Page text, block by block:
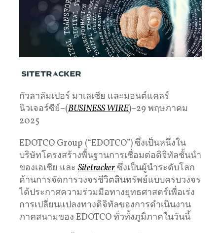
กัวลาลัมเปอร์ มาเลเซีย และมอนต์แคลร์
นิวเจอร์ซีย์–(BUSINESS WIRE)–29 พฤษภาคม
2025
EDOTCO Group (“EDOTCO”) ซึ่งเป็นหนึ่งใน
บริษัทโครงสร้างพื้นฐานการเชื่อมต่อดิจิทัลชั้นนำ
ของเอเชีย และ Sitetrackerซึ่งเป็นผู้นำระดับโลก
ด้านการจัดการวงจรชีวิตสินทรัพย์แบบครบวงจร
ได้ประกาศความร่วมมือทางยุทธศาสตร์เพื่อเร่ง
การเปลี่ยนแปลงทางดิจิทัลของการดำเนินงาน
ภาคสนามของ EDOTCO ทั่วทั้งภูมิภาคในวันนี้